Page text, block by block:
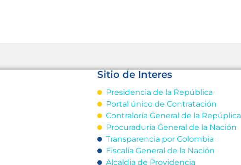
Sitio de Interes
Presidencia de la República
Portal único de Contratación
Contraloría General de la Repúplica
Procuraduría General de la Nación
Transparencia por Colombia
Fiscalía General de la Nación
Alcaldia de Providencia